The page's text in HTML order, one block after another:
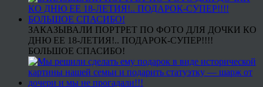
ЗАКАЗЫВАЛИ ПОРТРЕТ ПО ФОТО ДЛЯ ДОЧКИ КО
ДНЮ ЕЕ 18-ЛЕТИЯ!.. ПОДАРОК-СУПЕР!!!!
БОЛЬШОЕ СПАСИБО!